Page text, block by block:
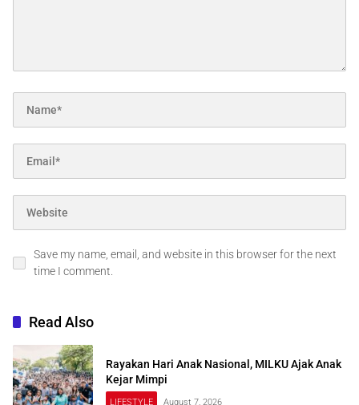
Save my name, email, and website in this browser for the next
time I comment.
Read Also
Rayakan Hari Anak Nasional, MILKU Ajak Anak
Kejar Mimpi
LIFESTYLE August 7, 2026